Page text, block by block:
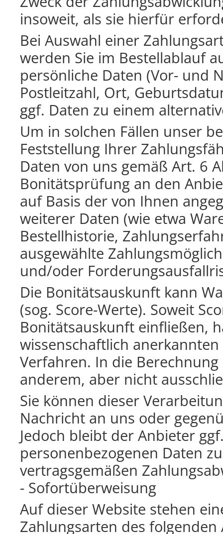
insoweit, als sie hierfür
Bei Auswahl einer
werden Sie im Bestellablauf
persönliche Daten (Vor- und
Postleitzahl, Ort,
ggf. Daten zu einem
Um in solchen Fällen unser
Feststellung Ihrer
Daten von uns gemäß Art. 6
Bonitätsprüfung an den
auf Basis der von Ihnen
weiterer Daten (wie etwa
Bestellhistorie,
ausgewählte
und/oder
Die Bonitätsauskunft kann
(sog. Score-Werte). Soweit
Bonitätsauskunft einfließen,
wissenschaftlich
Verfahren. In die
anderem, aber nicht
Sie können dieser
Nachricht an uns oder
Jedoch bleibt der Anbieter
personenbezogenen Daten
vertragsgemäßen
- Sofortüberweisung
Auf dieser Website stehen
Zahlungsarten des